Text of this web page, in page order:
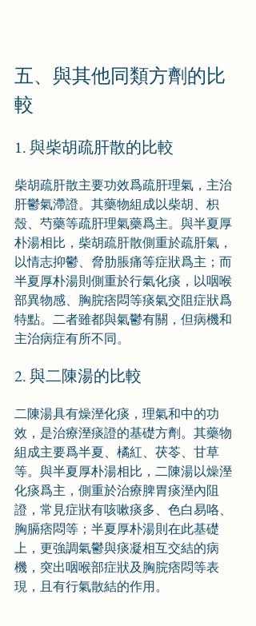
五、與其他同類方劑的比
較
1. 與柴胡疏肝散的比較
柴胡疏肝散主要功效爲疏肝理氣，主治
肝鬱氣滯證。其藥物組成以柴胡、枳
殼、芍藥等疏肝理氣藥爲主。與半夏厚
朴湯相比，柴胡疏肝散側重於疏肝氣，
以情志抑鬱、脅肋脹痛等症狀爲主；而
半夏厚朴湯則側重於行氣化痰，以咽喉
部異物感、胸脘痞悶等痰氣交阻症狀爲
特點。二者雖都與氣鬱有關，但病機和
主治病症有所不同。
2. 與二陳湯的比較
二陳湯具有燥溼化痰，理氣和中的功
效，是治療溼痰證的基礎方劑。其藥物
組成主要爲半夏、橘紅、茯苓、甘草
等。與半夏厚朴湯相比，二陳湯以燥溼
化痰爲主，側重於治療脾胃痰溼內阻
證，常見症狀有咳嗽痰多、色白易咯、
胸膈痞悶等；半夏厚朴湯則在此基礎
上，更強調氣鬱與痰凝相互交結的病
機，突出咽喉部症狀及胸脘痞悶等表
現，且有行氣散結的作用。